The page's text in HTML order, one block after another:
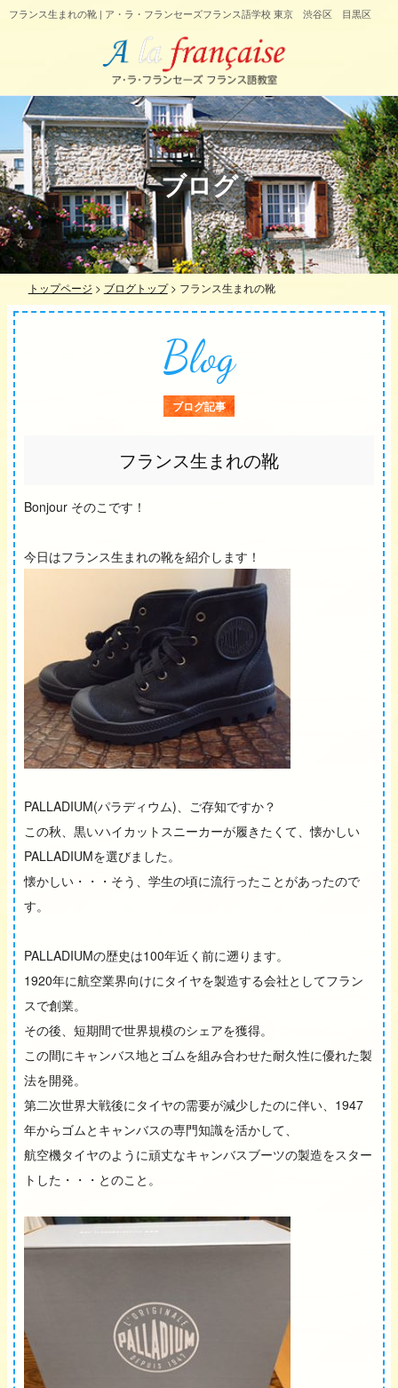
フランス生まれの靴 | ア・ラ・フランセーズフランス語学校 東京 渋谷区 目黒区
ブログ
トップページ > ブログトップ> フランス生まれの靴
Blog
ブログ記事
フランス生まれの靴
Bonjour そのこです！
今日はフランス生まれの靴を紹介します！
PALLADIUM(パラディウム)、ご存知ですか？
この秋、黒いハイカットスニーカーが履きたくて、懐かしい
PALLADIUMを選びました。
懐かしい・・・そう、学生の頃に流行ったことがあったので
す。
PALLADIUMの歴史は100年近く前に遡ります。
1920年に航空業界向けにタイヤを製造する会社としてフラン
スで創業。
その後、短期間で世界規模のシェアを獲得。
この間にキャンバス地とゴムを組み合わせた耐久性に優れた製
法を開発。
第二次世界大戦後にタイヤの需要が減少したのに伴い、1947
年からゴムとキャンバスの専門知識を活かして、
航空機タイヤのように頑丈なキャンバスブーツの製造をスター
トした・・・とのこと。